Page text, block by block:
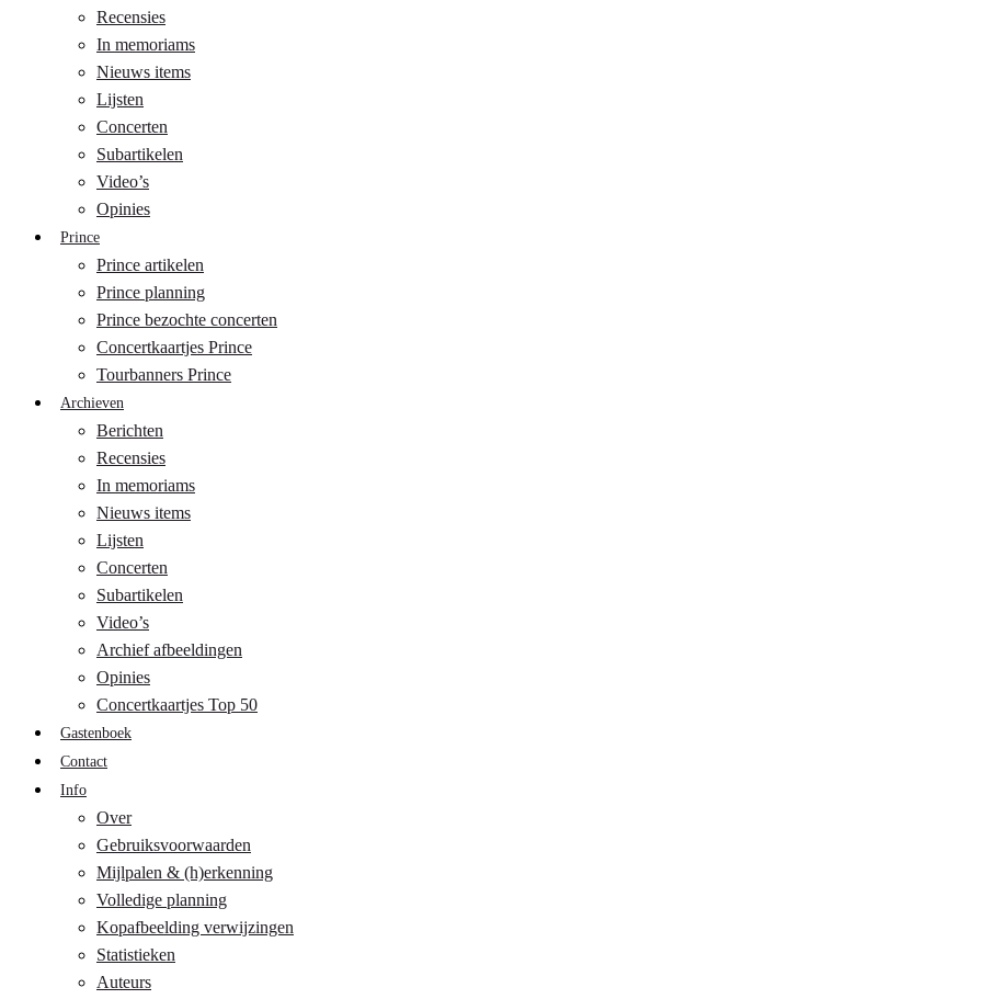
Recensies
In memoriams
Nieuws items
Lijsten
Concerten
Subartikelen
Video’s
Opinies
Prince
Prince artikelen
Prince planning
Prince bezochte concerten
Concertkaartjes Prince
Tourbanners Prince
Archieven
Berichten
Recensies
In memoriams
Nieuws items
Lijsten
Concerten
Subartikelen
Video’s
Archief afbeeldingen
Opinies
Concertkaartjes Top 50
Gastenboek
Contact
Info
Over
Gebruiksvoorwaarden
Mijlpalen & (h)erkenning
Volledige planning
Kopafbeelding verwijzingen
Statistieken
Auteurs